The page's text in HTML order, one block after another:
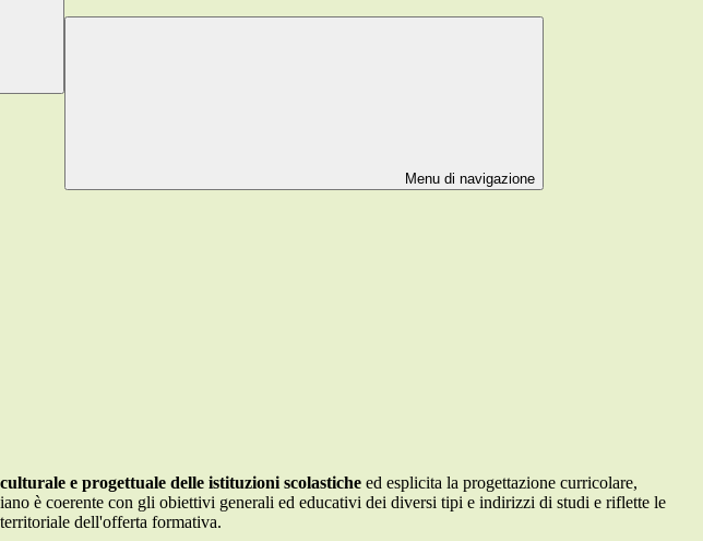
Menu di navigazione
e progettuale delle istituzioni scolastiche ed esplicita la progettazione curricolare,
è coerente con gli obiettivi generali ed educativi dei diversi tipi e indirizzi di studi e riflette le
dell'offerta formativa.